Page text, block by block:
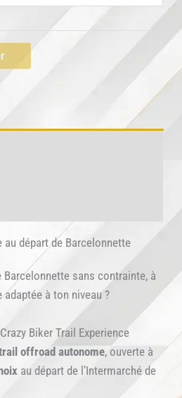
à
90.00 €
au départ de Barcelonnette
Barcelonnette sans contrainte, à
à ton niveau ?
Biker Trail Experience
offroad autonome, ouverte à
au départ de l’Intermarché de